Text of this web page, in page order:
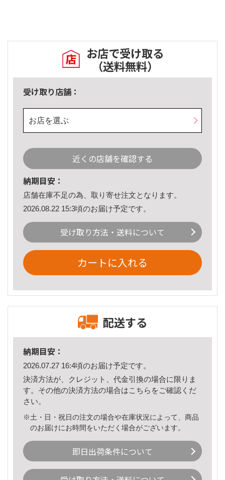
お店で受け取る
（送料無料）
受け取り店舗：
お店を選ぶ
近くの店舗を確認する
納期目安：
店舗在庫不足の為、取り寄せ注文となります。
2026.08.22 15:3頃のお届け予定です。
受け取り方法・送料について
カートに入れる
配送する
納期目安：
2026.07.27 16:4頃のお届け予定です。
決済方法が、クレジット、代金引換の場合に限りま
す。その他の決済方法の場合はこちら をご確認くだ
さい。
※土・日・祝日の注文の場合や在庫状況によって、商品
のお届けにお時間をいただく場合がございます。
即日出荷条件について